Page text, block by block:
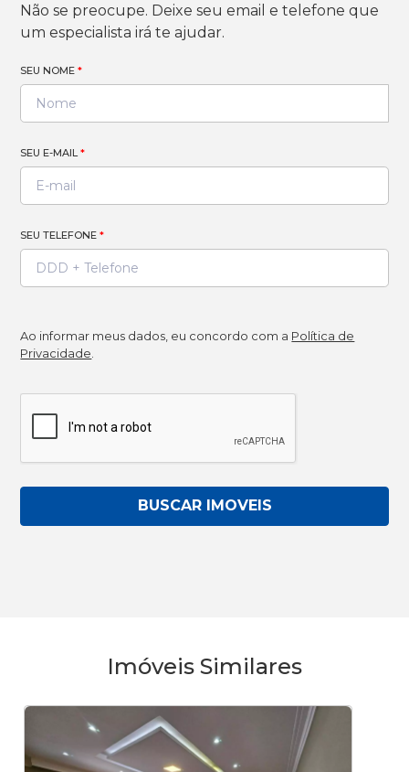
Não se preocupe. Deixe seu email e telefone que
um especialista irá te ajudar.
SEU NOME*
SEU E-MAIL*
SEU TELEFONE*
Ao informar meus dados, eu concordo com a Política de
Privacidade
BUSCAR IMOVEIS
Imóveis Similares